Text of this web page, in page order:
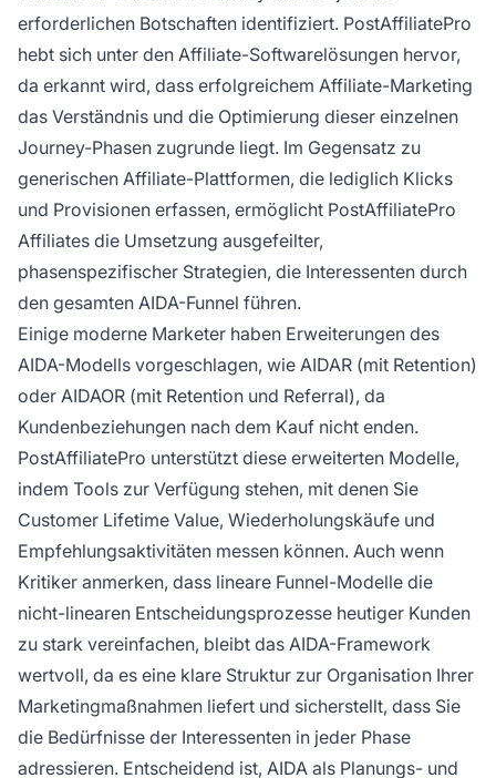
erforderlichen Botschaften identifiziert. PostAffiliatePro
hebt sich unter den Affiliate-Softwarelösungen hervor,
da erkannt wird, dass erfolgreichem Affiliate-Marketing
das Verständnis und die Optimierung dieser einzelnen
Journey-Phasen zugrunde liegt. Im Gegensatz zu
generischen Affiliate-Plattformen, die lediglich Klicks
und Provisionen erfassen, ermöglicht PostAffiliatePro
Affiliates die Umsetzung ausgefeilter,
phasenspezifischer Strategien, die Interessenten durch
den gesamten AIDA-Funnel führen.
Einige moderne Marketer haben Erweiterungen des
AIDA-Modells vorgeschlagen, wie AIDAR (mit Retention)
oder AIDAOR (mit Retention und Referral), da
Kundenbeziehungen nach dem Kauf nicht enden.
PostAffiliatePro unterstützt diese erweiterten Modelle,
indem Tools zur Verfügung stehen, mit denen Sie
Customer Lifetime Value, Wiederholungskäufe und
Empfehlungsaktivitäten messen können. Auch wenn
Kritiker anmerken, dass lineare Funnel-Modelle die
nicht-linearen Entscheidungsprozesse heutiger Kunden
zu stark vereinfachen, bleibt das AIDA-Framework
wertvoll, da es eine klare Struktur zur Organisation Ihrer
Marketingmaßnahmen liefert und sicherstellt, dass Sie
die Bedürfnisse der Interessenten in jeder Phase
adressieren. Entscheidend ist, AIDA als Planungs- und